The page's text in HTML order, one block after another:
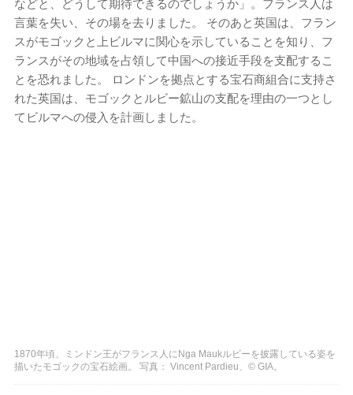
などと、どうして期待できるのでしょうか」。フランス人は
言葉を失い、その場を去りました。 そのあと英国は、フラン
スがモゴックと上ビルマに関心を示していることを知り、フ
ランスがその地域を占領して中国への接近手段を支配するこ
とを恐れました。 ロンドンを拠点とする宝石商組合に支持さ
れた英国は、モゴックとルビー鉱山の支配を理由の一つとし
てビルマへの侵入を計画しました。
1870年頃、ミンドン王がフランス人にNga Maukルビーを披露している姿を
描いたモゴックの宝石絵画。 写真： Vincent Pardieu、© GIA。